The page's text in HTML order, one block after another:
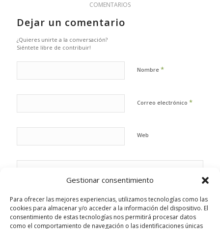
Gestionar consentimiento
Para ofrecer las mejores experiencias, utilizamos tecnologías como las
cookies para almacenar y/o acceder a la información del dispositivo. El
consentimiento de estas tecnologías nos permitirá procesar datos
como el comportamiento de navegación o las identificaciones únicas
COMENTARIOS
Dejar un comentario
¿Quieres unirte a la conversación?
Siéntete libre de contribuir!
Nombre *
Correo electrónico *
Web